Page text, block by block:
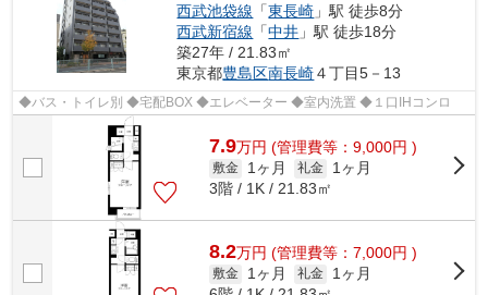
西武池袋線 「東長崎 」駅 徒歩8分
西武新宿線 「中井 」駅 徒歩18分
築27年 / 21.83㎡
東京都豊島区南長崎４丁目5－13
◆バス・トイレ別 ◆宅配BOX ◆エレベーター ◆室内洗置 ◆１口IHコンロ
7.9万円 (管理費等：9,000円 )
敷金 1ヶ月 礼金
1ヶ月
3階 / 1K / 21.83㎡
8.2万円 (管理費等：7,000円 )
敷金 1ヶ月 礼金
1ヶ月